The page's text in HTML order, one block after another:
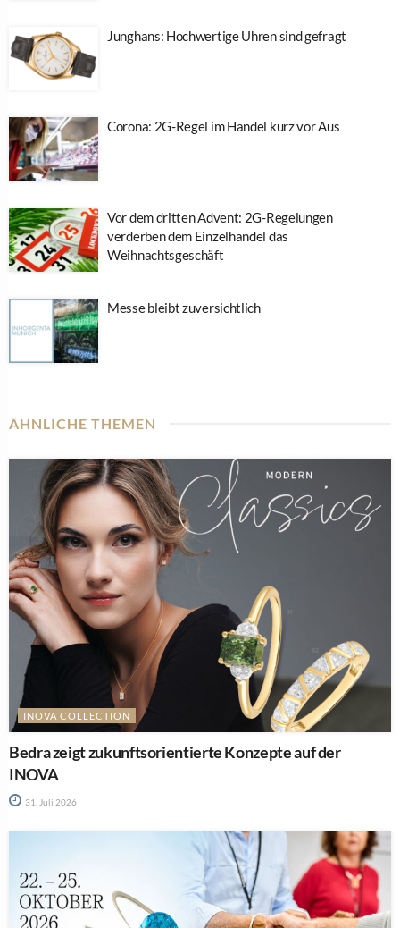
Junghans: Hochwertige Uhren sind gefragt
Corona: 2G-Regel im Handel kurz vor Aus
Vor dem dritten Advent: 2G-Regelungen
verderben dem Einzelhandel das
Weihnachtsgeschäft
Messe bleibt zuversichtlich
ÄHNLICHE THEMEN
INOVA COLLECTION
Bedra zeigt zukunftsorientierte Konzepte auf der
INOVA
31. Juli 2026